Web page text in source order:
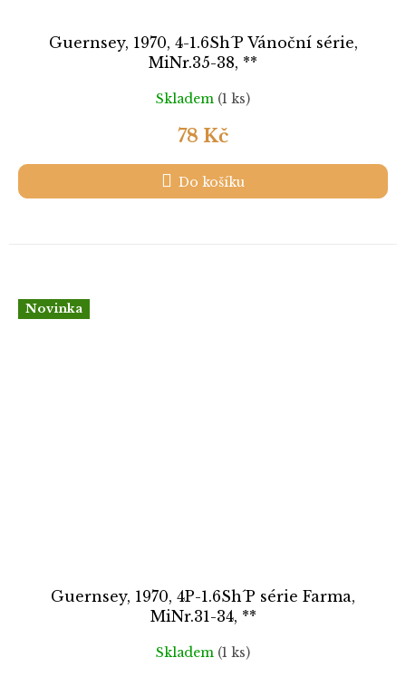
Guernsey, 1970, 4-1.6Sh´P Vánoční série,
MiNr.35-38, **
Skladem (1 ks)
78 Kč
Do košíku
Novinka
Guernsey, 1970, 4P-1.6Sh´P série Farma,
MiNr.31-34, **
Skladem (1 ks)